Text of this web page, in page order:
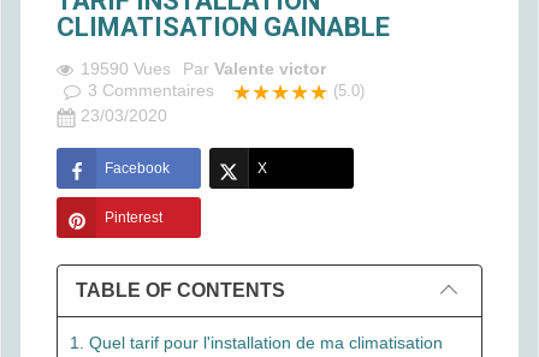
CLIMATISATION GAINABLE
19590 Vues
3 Commentaires ★★★★★ (5.0)
23/03/2020
Par Valente victor
Facebook X
Pinterest
TABLE OF CONTENTS
1. Quel tarif pour l'installation de ma climatisation